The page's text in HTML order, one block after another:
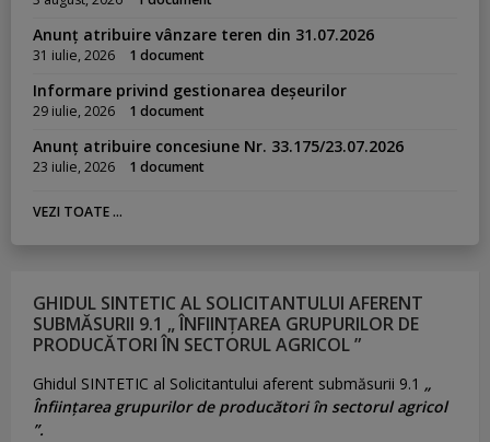
Anunț atribuire vânzare teren din 31.07.2026
31 iulie, 2026 1 document
Informare privind gestionarea deșeurilor
29 iulie, 2026 1 document
Anunț atribuire concesiune Nr. 33.175/23.07.2026
23 iulie, 2026 1 document
VEZI TOATE ...
GHIDUL SINTETIC AL SOLICITANTULUI AFERENT
SUBMĂSURII 9.1 „ ÎNFIINȚAREA GRUPURILOR DE
PRODUCĂTORI ÎN SECTORUL AGRICOL ”
Ghidul SINTETIC al Solicitantului aferent submăsurii 9.1 „
Înființarea grupurilor de producători în sectorul agricol
”.